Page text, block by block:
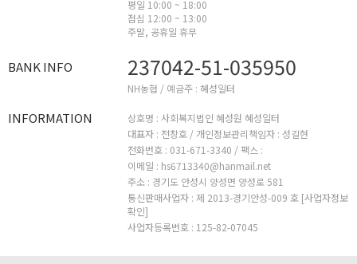
평일 10:00 ~ 18:00
점심 12:00 ~ 13:00
주말, 공휴일 휴무
BANK INFO 237042-51-035950
NH농협 / 예금주 : 혜성일터
INFORMATION
상호명 : 사회복지법인 혜성원 혜성일터
대표자 : 전창호 / 개인정보관리책임자 : 성길현
전화번호 : 031-671-3340 / 팩스 :
이메일 : hs6713340@hanmail.net
주소 : 경기도 안성시 양성면 양성로 581
통신판매사업자 : 제 2013-경기안성-009 호 [사업자정보
확인]
사업자등록번호 : 125-82-07045